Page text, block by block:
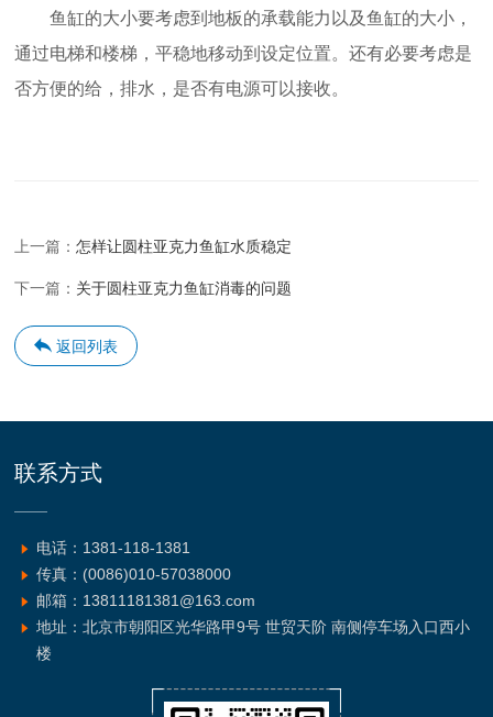
鱼缸的大小要考虑到地板的承载能力以及鱼缸的大小，
通过电梯和楼梯，平稳地移动到设定位置。还有必要考虑是
否方便的给，排水，是否有电源可以接收。
上一篇：怎样让圆柱亚克力鱼缸水质稳定
下一篇： 关于圆柱亚克力鱼缸消毒的问题
返回列表
联系方式
电话：1381-118-1381
传真：(0086)010-57038000
邮箱：13811181381@163.com
地址：北京市朝阳区光华路甲9号 世贸天阶 南侧停车场入口西小
楼